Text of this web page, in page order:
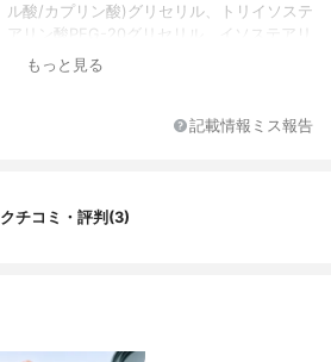
ル酸/カプリン酸)グリセリル、トリイソステ
アリン酸PEG-20グリセリル、イソステアリ
ン酸PEG-6グリセリル、合成ワックス、ホ
セラミドNP、セラミドAP、セラミドEOP、
キス、カミツレ花エキス、ユズ果実エキ
アルロン酸ヒドロキシプロピルトリモニウ
もっと見る
記載情報ミス報告
クチコミ・評判(3)